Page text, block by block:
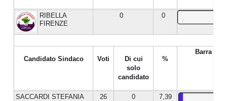
RIBELLA
FIRENZE
0 0
Candidato Sindaco Voti
Di cui
solo
candidato
%
Barra %
SACCARDI STEFANIA 26 0 7,39